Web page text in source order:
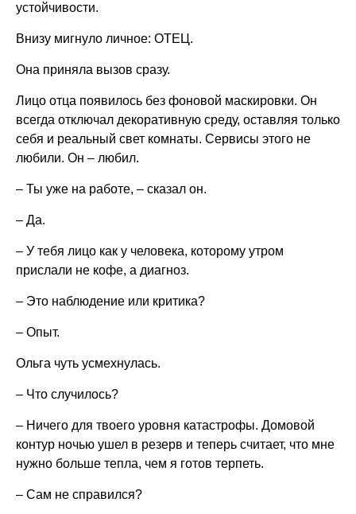
устойчивости.
Внизу мигнуло личное: ОТЕЦ.
Она приняла вызов сразу.
Лицо отца появилось без фоновой маскировки. Он
всегда отключал декоративную среду, оставляя только
себя и реальный свет комнаты. Сервисы этого не
любили. Он – любил.
– Ты уже на работе, – сказал он.
– Да.
– У тебя лицо как у человека, которому утром
прислали не кофе, а диагноз.
– Это наблюдение или критика?
– Опыт.
Ольга чуть усмехнулась.
– Что случилось?
– Ничего для твоего уровня катастрофы. Домовой
контур ночью ушел в резерв и теперь считает, что мне
нужно больше тепла, чем я готов терпеть.
– Сам не справился?